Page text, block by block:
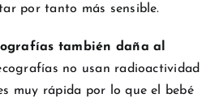
por tanto más sensible.
también daña al
no usan radioactividad
muy rápida por lo que el bebé